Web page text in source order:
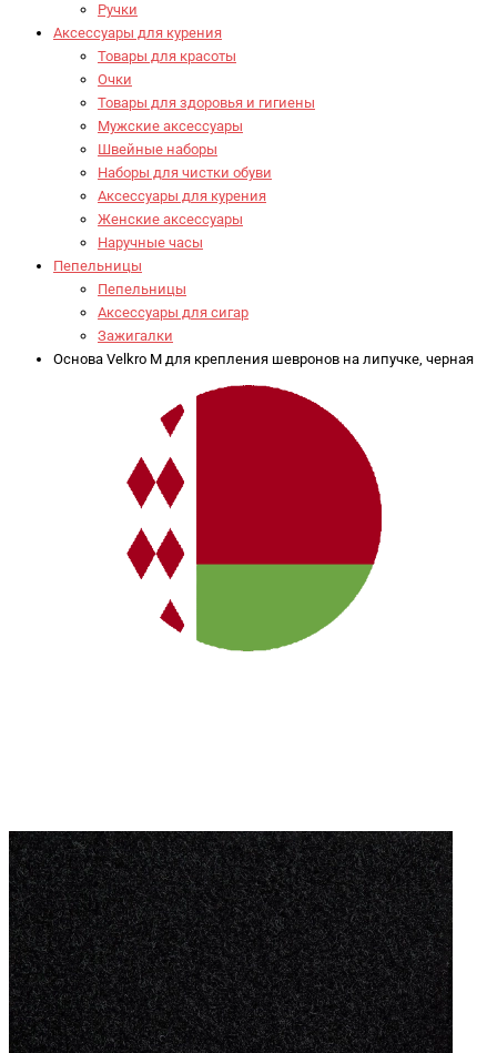
Ручки
Аксессуары для курения
Товары для красоты
Очки
Товары для здоровья и гигиены
Мужские аксессуары
Швейные наборы
Наборы для чистки обуви
Аксессуары для курения
Женские аксессуары
Наручные часы
Пепельницы
Пепельницы
Аксессуары для сигар
Зажигалки
Основа Velkro M для крепления шевронов на липучке, черная